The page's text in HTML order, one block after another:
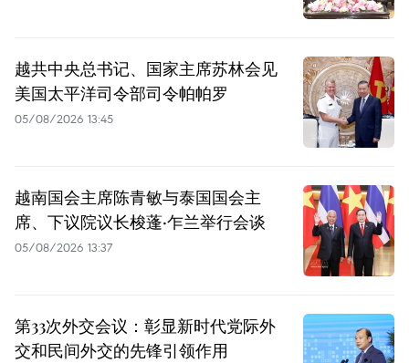
越共中央总书记、国家主席苏林会见
美国太平洋司令部司令帕帕罗
05/08/2026 13:45
越南国会主席陈青敏与泰国国会主
席、下议院议长梭蓬·乍兰举行会谈
05/08/2026 13:37
第33次外交会议：彰显新时代党际外
交和民间外交的先锋引领作用